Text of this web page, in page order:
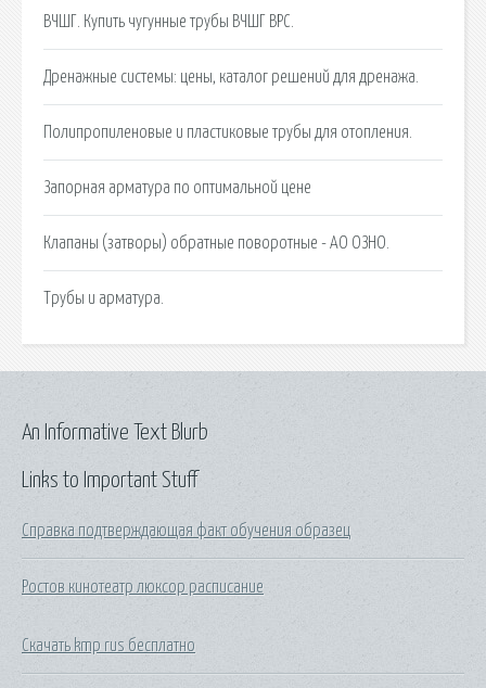
ВЧШГ. Купить чугунные трубы ВЧШГ ВРС.
Дренажные системы: цены, каталог решений для дренажа.
Полипропиленовые и пластиковые трубы для отопления.
Запорная арматура по оптимальной цене
Клапаны (затворы) обратные поворотные - АО ОЗНО.
Трубы и арматура.
Links to Important Stuff
Справка подтверждающая факт обучения образец
Ростов кинотеатр люксор расписание
Скачать kmp rus бесплатно
An Informative Text Blurb